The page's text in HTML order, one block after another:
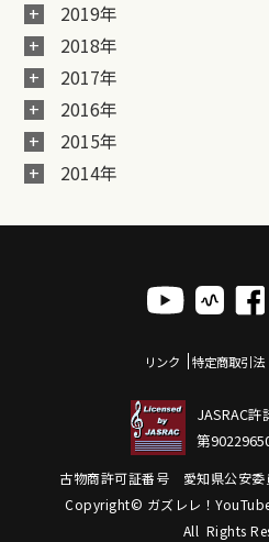
2019年
2018年
2017年
2016年
2015年
2014年
リンク 特定商取引法
JASRAC許
第
古物商許可証番号 愛知県公安
Copyright© ガズレレ！
All Rights